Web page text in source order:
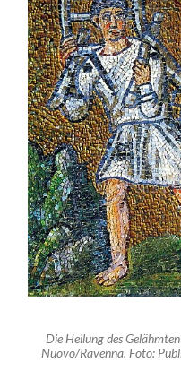
Die Heilung des
Nuovo/Ravenna. Foto: